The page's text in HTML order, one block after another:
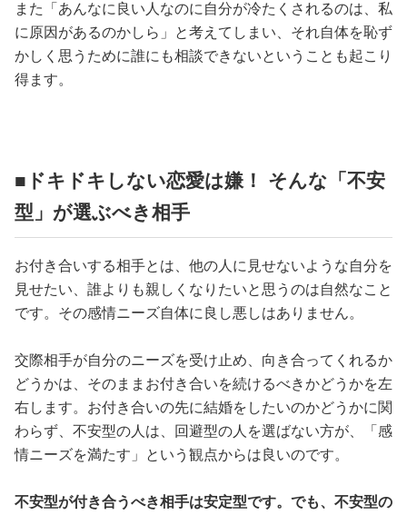
また「あんなに良い人なのに自分が冷たくされるのは、私
に原因があるのかしら」と考えてしまい、それ自体を恥ず
かしく思うために誰にも相談できないということも起こり
得ます。
■ドキドキしない恋愛は嫌！ そんな「不安
型」が選ぶべき相手
お付き合いする相手とは、他の人に見せないような自分を
見せたい、誰よりも親しくなりたいと思うのは自然なこと
です。その感情ニーズ自体に良し悪しはありません。
交際相手が自分のニーズを受け止め、向き合ってくれるか
どうかは、そのままお付き合いを続けるべきかどうかを左
右します。お付き合いの先に結婚をしたいのかどうかに関
わらず、不安型の人は、回避型の人を選ばない方が、「感
情ニーズを満たす」という観点からは良いのです。
不安型が付き合うべき相手は安定型です。でも、不安型の